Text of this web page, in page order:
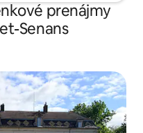
prenájmy
Senans